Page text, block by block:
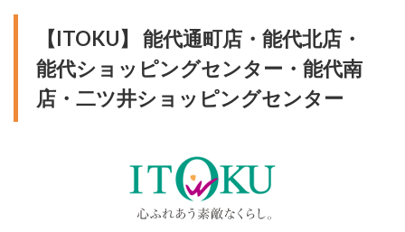
【ITOKU】 能代通町店・能代北店・
能代ショッピングセンター・能代南
店・二ツ井ショッピングセンター